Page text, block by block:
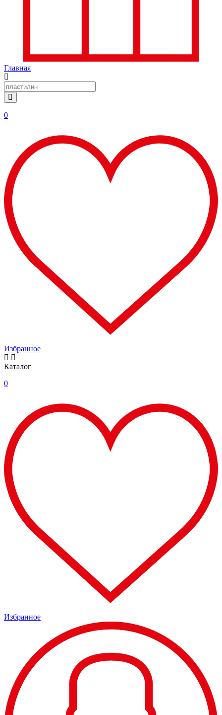
Главная
0
Избранное
Каталог
0
Избранное